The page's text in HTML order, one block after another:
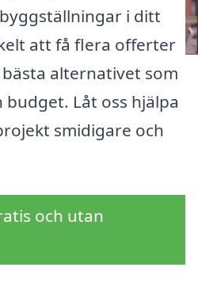
i ditt
att få flera offerter
alternativet som
Låt oss hjälpa
smidigare och
och utan